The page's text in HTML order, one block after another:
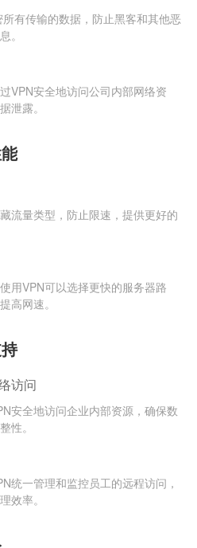
有传输的数据，防止黑客和其他恶
。
VPN安全地访问公司内部网络资
泄露。
流量类型，防止限速，提供更好的
用VPN可以选择更快的服务器路
高网速。
访问
安全地访问企业内部资源，确保数
性。
统一管理和监控员工的远程访问，
效率。